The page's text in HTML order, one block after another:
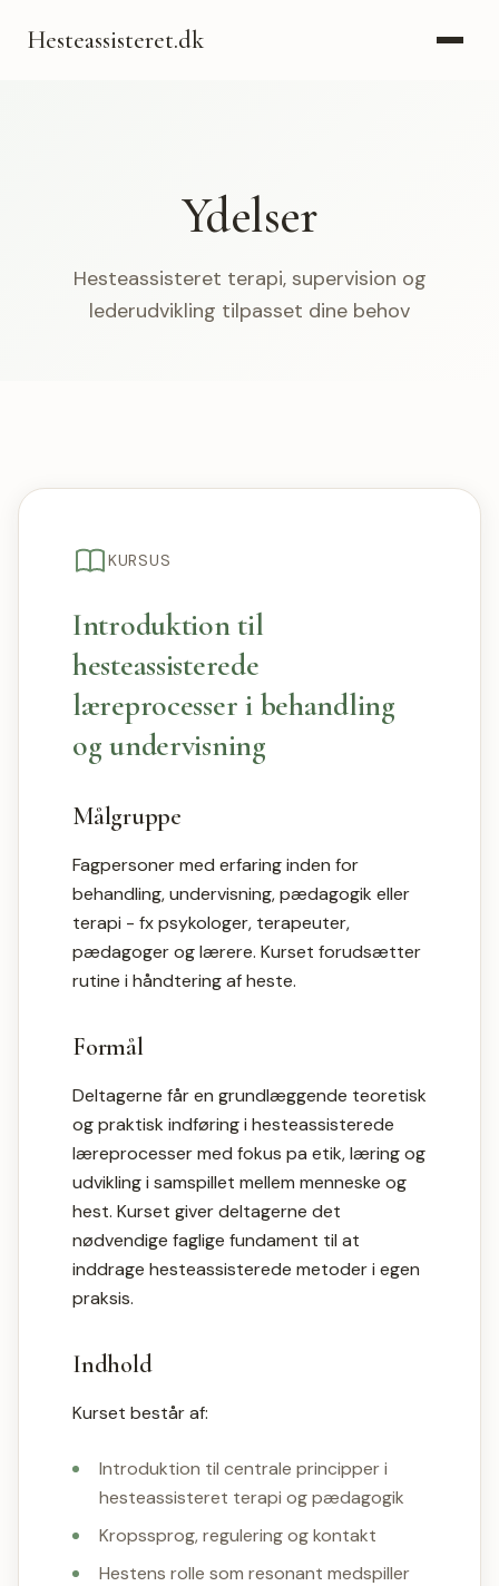
Hesteassisteret.dk
Ydelser
Hesteassisteret terapi, supervision og
lederudvikling tilpasset dine behov
KURSUS
Introduktion til
hesteassisterede
læreprocesser i behandling
og undervisning
Målgruppe
Fagpersoner med erfaring inden for
behandling, undervisning, pædagogik eller
terapi - fx psykologer, terapeuter,
pædagoger og lærere. Kurset forudsætter
rutine i håndtering af heste.
Formål
Deltagerne får en grundlæggende teoretisk
og praktisk indføring i hesteassisterede
læreprocesser med fokus pa etik, læring og
udvikling i samspillet mellem menneske og
hest. Kurset giver deltagerne det
nødvendige faglige fundament til at
inddrage hesteassisterede metoder i egen
praksis.
Indhold
Kurset består af:
Introduktion til centrale principper i
hesteassisteret terapi og pædagogik
Kropssprog, regulering og kontakt
Hestens rolle som resonant medspiller